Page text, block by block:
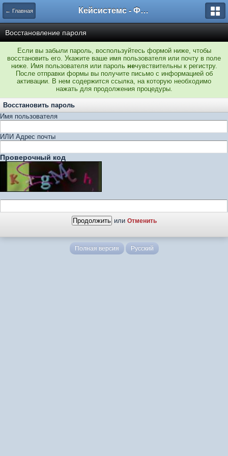
← Главная Кейсистемс - Форумы
Восстановление пароля
Если вы забыли пароль, воспользуйтесь формой ниже, чтобы
восстановить его. Укажите ваше имя пользователя или почту в поле
ниже. Имя пользователя или пароль нечувствительны к регистру.
После отправки формы вы получите письмо с информацией об
активации. В нем содержится ссылка, на которую необходимо
нажать для продолжения процедуры.
Восстановить пароль
Имя пользователя
ИЛИ Адрес почты
Проверочный код
или Отменить
Полная версия Русский